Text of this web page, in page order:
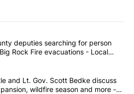
most commented articles in the last
County deputies searching
deputies searching for person
Rock Fire evacuations - Local
Brad Little and Lt. Gov. Scott
and Lt. Gov. Scott Bedke discuss
wildfire season and more -